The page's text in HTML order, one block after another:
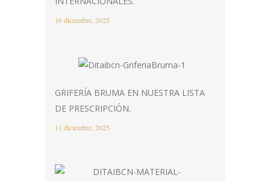
16 diciembre, 2025
GRIFERÍA BRUMA EN NUESTRA LISTA
DE PRESCRIPCIÓN.
11 diciembre, 2025